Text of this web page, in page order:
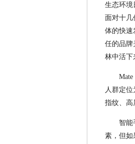
生态环境
面对十
体的快速
任的品牌
林中活下
人群定
指纹、高
智能
素，但如